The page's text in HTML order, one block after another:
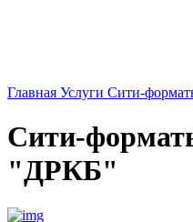
Главная Услуги Сити-
Сити-
"ДРКБ"